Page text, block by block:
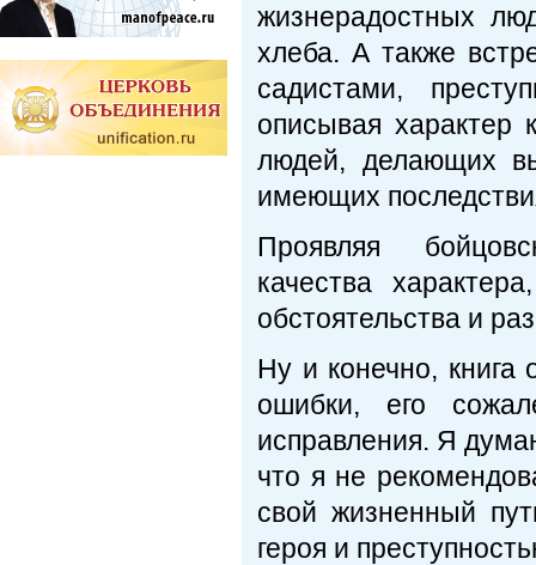
жизнерадостных
хлеба. А также
садистами,
описывая характер
людей, делающих
имеющих
Проявляя
качества
обстоятельства и
Ну и конечно, книга
ошибки, его
исправления. Я
что я не
свой жизненный
героя и